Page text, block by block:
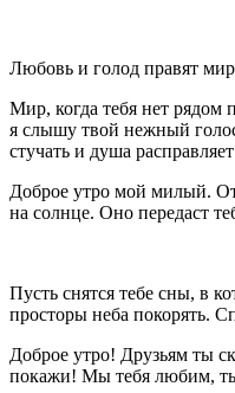
Любовь и голод правят
Мир, когда тебя нет рядом
я слышу твой нежный
стучать и душа
Доброе утро мой милый.
на солнце. Оно передаст
Пусть снятся тебе сны, в
просторы неба покорять.
Доброе утро! Друзьям ты
покажи! Мы тебя любим,